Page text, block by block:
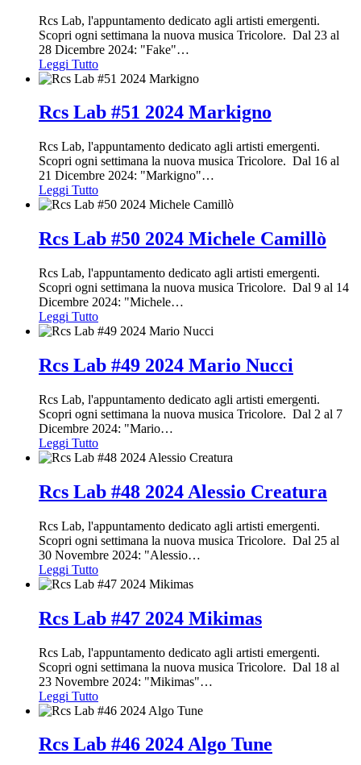
Rcs Lab, l'appuntamento dedicato agli artisti emergenti.
Scopri ogni settimana la nuova musica Tricolore. Dal 23 al
28 Dicembre 2024: "Fake"…
Leggi Tutto
Rcs Lab #51 2024 Markigno
Rcs Lab, l'appuntamento dedicato agli artisti emergenti.
Scopri ogni settimana la nuova musica Tricolore. Dal 16 al
21 Dicembre 2024: "Markigno"…
Leggi Tutto
Rcs Lab #50 2024 Michele Camillò
Rcs Lab, l'appuntamento dedicato agli artisti emergenti.
Scopri ogni settimana la nuova musica Tricolore. Dal 9 al 14
Dicembre 2024: "Michele…
Leggi Tutto
Rcs Lab #49 2024 Mario Nucci
Rcs Lab, l'appuntamento dedicato agli artisti emergenti.
Scopri ogni settimana la nuova musica Tricolore. Dal 2 al 7
Dicembre 2024: "Mario…
Leggi Tutto
Rcs Lab #48 2024 Alessio Creatura
Rcs Lab, l'appuntamento dedicato agli artisti emergenti.
Scopri ogni settimana la nuova musica Tricolore. Dal 25 al
30 Novembre 2024: "Alessio…
Leggi Tutto
Rcs Lab #47 2024 Mikimas
Rcs Lab, l'appuntamento dedicato agli artisti emergenti.
Scopri ogni settimana la nuova musica Tricolore. Dal 18 al
23 Novembre 2024: "Mikimas"…
Leggi Tutto
Rcs Lab #46 2024 Algo Tune